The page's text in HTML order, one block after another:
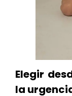
Elegir
la